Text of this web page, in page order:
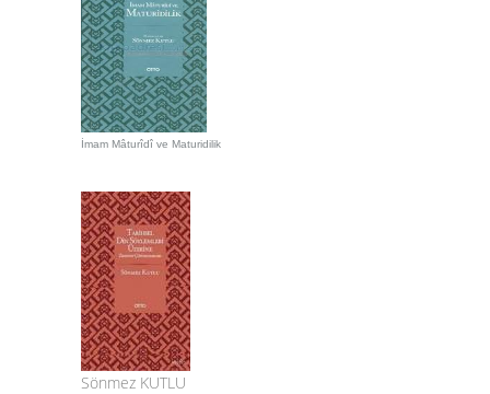
İmam Mâturîdî ve Maturidilik
Sönmez KUTLU